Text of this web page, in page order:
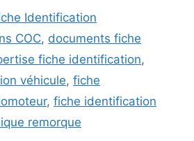
Identification
COC, documents fiche
fiche identification,
véhicule, fiche
, fiche identification
remorque